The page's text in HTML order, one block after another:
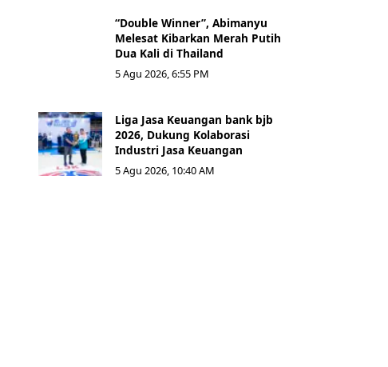
“Double Winner”, Abimanyu
Melesat Kibarkan Merah Putih
Dua Kali di Thailand
5 Agu 2026, 6:55 PM
Liga Jasa Keuangan bank bjb
2026, Dukung Kolaborasi
Industri Jasa Keuangan
5 Agu 2026, 10:40 AM